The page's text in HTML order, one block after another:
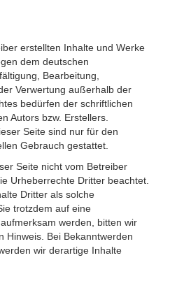
erstellten Inhalte und Werke
dem deutschen
Bearbeitung,
Verwertung außerhalb der
bedürfen der schriftlichen
Autors bzw. Erstellers.
Seite sind nur für den
Gebrauch gestattet.
Seite nicht vom Betreiber
Urheberrechte Dritter beachtet.
Dritter als solche
trotzdem auf eine
werden, bitten wir
Hinweis. Bei Bekanntwerden
wir derartige Inhalte